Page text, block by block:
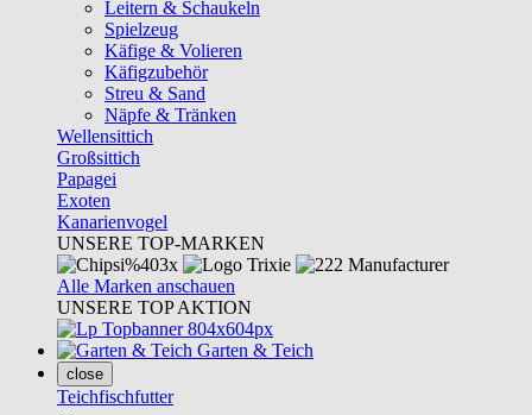
Leitern & Schaukeln
Spielzeug
Käfige & Volieren
Käfigzubehör
Streu & Sand
Näpfe & Tränken
Wellensittich
Großsittich
Papagei
Exoten
Kanarienvogel
UNSERE TOP-MARKEN
Alle Marken anschauen
UNSERE TOP AKTION
Garten & Teich
close
Teichfischfutter